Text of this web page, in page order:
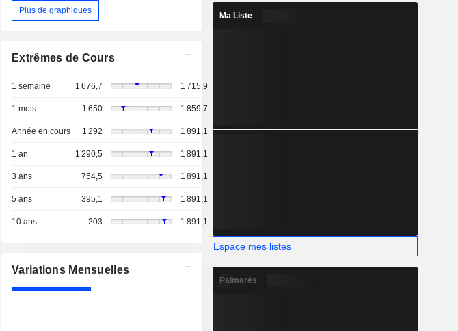
Plus de graphiques
Extrêmes de Cours
1 semaine 1 676,7 1 715,9
1 mois 1 650 1 859,7
Année en cours 1 292 1 891,1
1 an 1 290,5 1 891,1
3 ans 754,5 1 891,1
5 ans 395,1 1 891,1
10 ans 203 1 891,1
Variations Mensuelles
Ma Liste
Espace mes listes
Palmarès